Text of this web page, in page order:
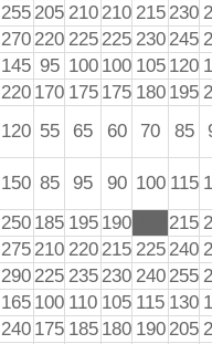
255 205 210 210 215 230
270 220 225 225 230 245
145 95 100 100 105 120
220 170 175 175 180 195
120 55 65 60 70 85
150 85 95 90 100 115
250 185 195 190 215
275 210 220 215 225 240
290 225 235 230 240 255
165 100 110 105 115 130
240 175 185 180 190 205